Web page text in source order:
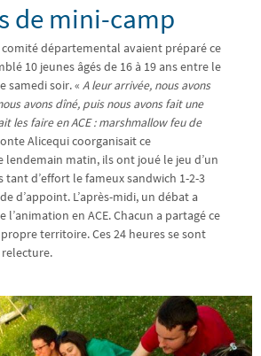
de mini-camp
départemental avaient préparé ce
10 jeunes âgés de 16 à 19 ans entre le
samedi soir. «A leur arrivée, nous avons
avons dîné, puis nous avons fait une
les faire en ACE : marshmallow feu de
Alicequi coorganisait ce
lendemain matin, ils ont joué le jeu d’un
tant d’effort le fameux sandwich 1-2-3
d’appoint. L’après-midi, un débat a
l’animation en ACE. Chacun a partagé ce
territoire. Ces 24 heures se sont